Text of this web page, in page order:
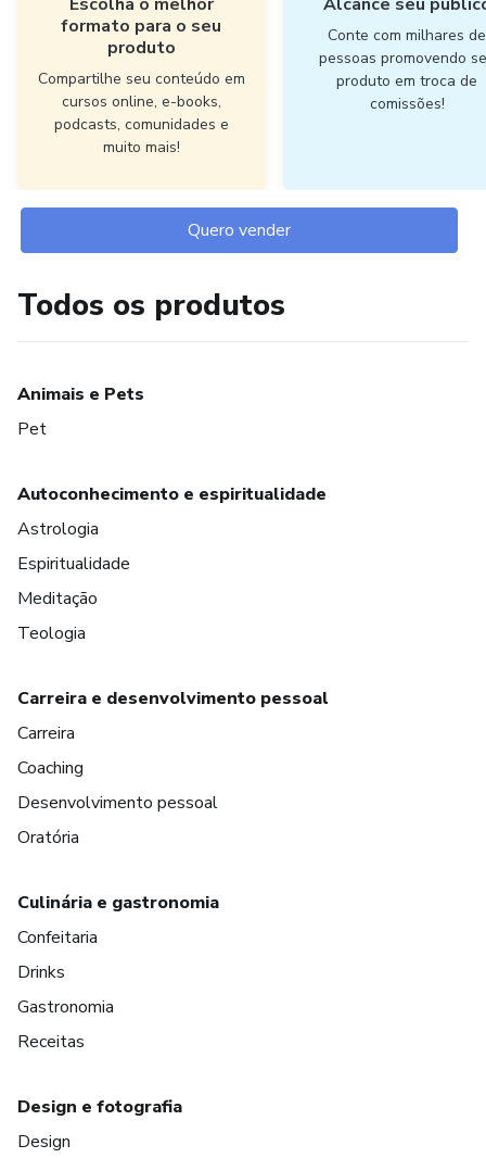
formato para o seu
produto
Compartilhe seu conteúdo em
cursos online, e-books,
podcasts, comunidades e
muito mais!
Conte com milhares de
pessoas promovendo
produto em troca de
comissões!
Quero vender
Todos os produtos
Animais e Pets
Pet
Autoconhecimento e espiritualidade
Astrologia
Espiritualidade
Meditação
Teologia
Carreira e desenvolvimento pessoal
Carreira
Coaching
Desenvolvimento pessoal
Oratória
Culinária e gastronomia
Confeitaria
Drinks
Gastronomia
Receitas
Design e fotografia
Design